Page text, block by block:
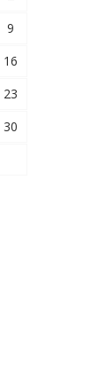
9
16
23
30